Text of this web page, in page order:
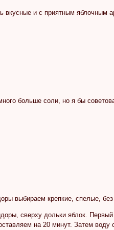
вкусные и с приятным яблочным
больше соли, но я бы
выбираем крепкие, спелые,
сверху дольки яблок.
на 20 минут. Затем